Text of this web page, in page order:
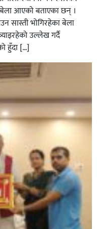
बेला आएको बताएका छन् ।
सास्ती भोगिरहेका बेला
उल्लेख गर्दै
हुँदा […]